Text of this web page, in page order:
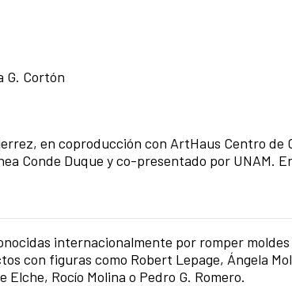
G. Cortón
en coproducción con ArtHaus Centro de
Conde Duque y co-presentado por UNAM.
internacionalmente por romper
con figuras como Robert Lepage, Ángela
Rocío Molina o Pedro G. Romero.